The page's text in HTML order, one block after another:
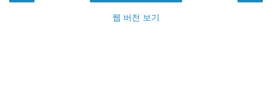
웹 버전 보기